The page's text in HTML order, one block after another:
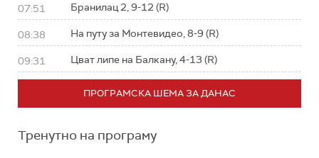
07:51 Бранилац 2, 9-12 (R)
08:38 На путу за Монтевидео, 8-9 (R)
09:31 Цват липе на Балкану, 4-13 (R)
ПРОГРАМСКА ШЕМА ЗА ДАНАС
Тренутно на програму